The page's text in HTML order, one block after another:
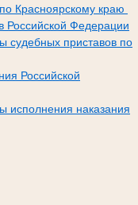
Красноярскому краю
Российской Федерации
судебных приставов по
Российской
исполнения наказания